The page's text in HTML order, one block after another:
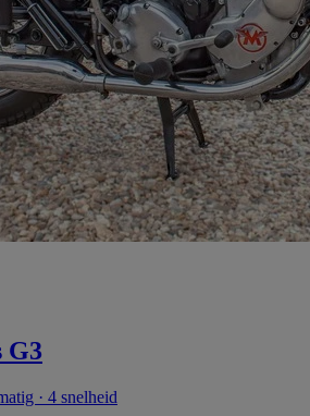
G3
· 4 snelheid